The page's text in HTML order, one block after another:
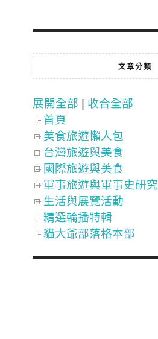
文章分類
展開全部
收合全部
首頁
美食旅遊懶人包
台灣旅遊與美食
國際旅遊與美食
軍事旅遊與軍事史研究
生活與展覽活動
精選輪播特輯
貓大爺部落格本部